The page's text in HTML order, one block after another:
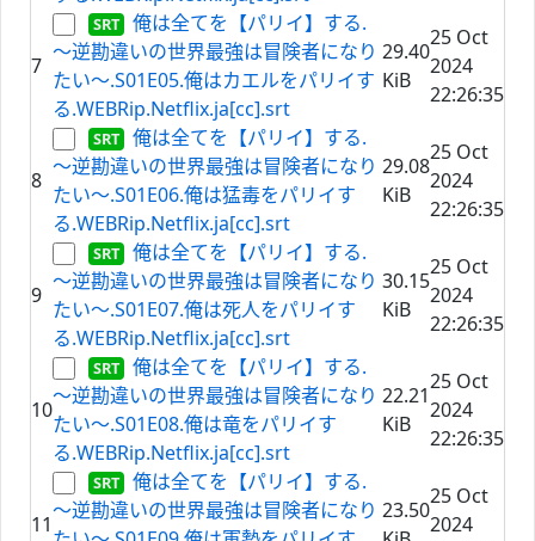
7
俺は全てを【パリイ】する.
～逆勘違いの世界最強は冒険者になり
たい～.S01E05.俺はカエルをパリイす
る.WEBRip.Netflix.ja[cc].srt
29.40
KiB
25 Oct
2024
22:26:35
8
俺は全てを【パリイ】する.
～逆勘違いの世界最強は冒険者になり
たい～.S01E06.俺は猛毒をパリイす
る.WEBRip.Netflix.ja[cc].srt
29.08
KiB
25 Oct
2024
22:26:35
9
俺は全てを【パリイ】する.
～逆勘違いの世界最強は冒険者になり
たい～.S01E07.俺は死人をパリイす
る.WEBRip.Netflix.ja[cc].srt
30.15
KiB
25 Oct
2024
22:26:35
10
俺は全てを【パリイ】する.
～逆勘違いの世界最強は冒険者になり
たい～.S01E08.俺は竜をパリイす
る.WEBRip.Netflix.ja[cc].srt
22.21
KiB
25 Oct
2024
22:26:35
11
俺は全てを【パリイ】する.
～逆勘違いの世界最強は冒険者になり 23.50
25 Oct
2024